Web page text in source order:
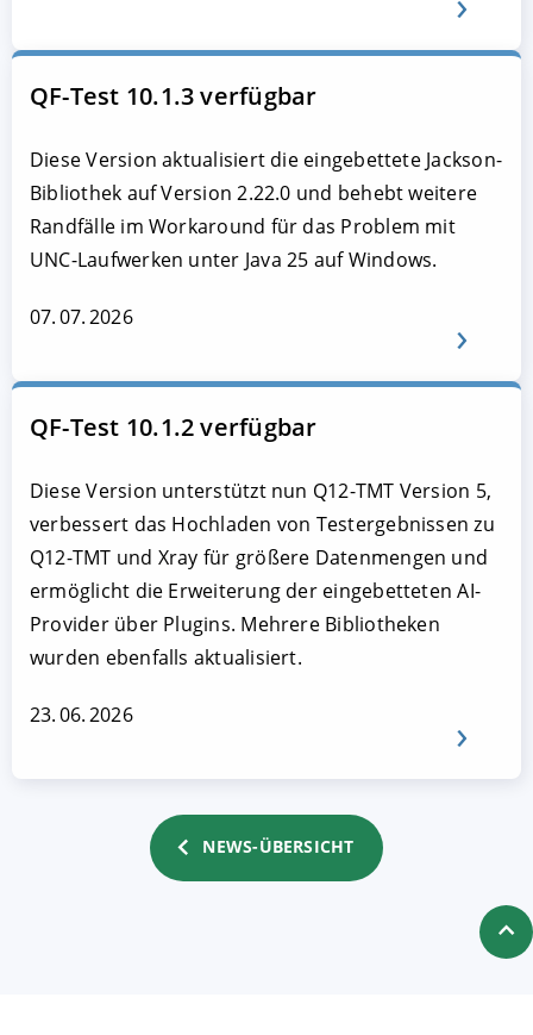
QF-Test 10.1.3 verfügbar
Diese Version aktualisiert die eingebettete Jackson-
Bibliothek auf Version 2.22.0 und behebt weitere
Randfälle im Workaround für das Problem mit
UNC-Laufwerken unter Java 25 auf Windows.
07. 07. 2026
QF-Test 10.1.2 verfügbar
Diese Version unterstützt nun Q12-TMT Version 5,
verbessert das Hochladen von Testergebnissen zu
Q12-TMT und Xray für größere Datenmengen und
ermöglicht die Erweiterung der eingebetteten AI-
Provider über Plugins. Mehrere Bibliotheken
wurden ebenfalls aktualisiert.
23. 06. 2026
NEWS-ÜBERSICHT